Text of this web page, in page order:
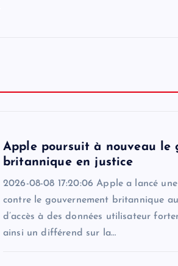
Apple poursuit à nouveau le
britannique en justice
2026-08-08 17:20:06 Apple a lancé
contre le gouvernement britannique
d’accès à des données utilisateur
ainsi un différend sur la…